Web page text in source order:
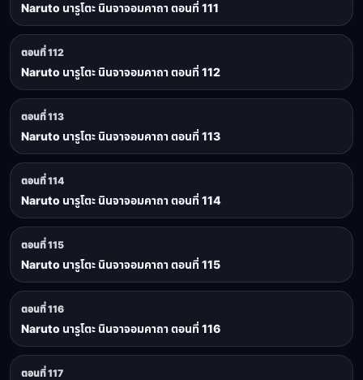
Naruto นารูโตะ นินจาจอมคาถา ตอนที่ 111
ตอนที่ 112
Naruto นารูโตะ นินจาจอมคาถา ตอนที่ 112
ตอนที่ 113
Naruto นารูโตะ นินจาจอมคาถา ตอนที่ 113
ตอนที่ 114
Naruto นารูโตะ นินจาจอมคาถา ตอนที่ 114
ตอนที่ 115
Naruto นารูโตะ นินจาจอมคาถา ตอนที่ 115
ตอนที่ 116
Naruto นารูโตะ นินจาจอมคาถา ตอนที่ 116
ตอนที่ 117